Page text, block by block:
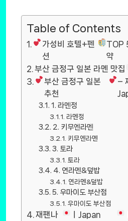
Table of Contents
가성비 호텔+펜
션
TOP
약
부산 금정구 일본 라멘 맛집
부산 금정구 일본
추천
–
1. 라멘정
라멘정
2. 키무엔라멘
키무엔라멘
3. 토라
토라
4. 연라멘&덮밥
연라멘&덮밥
5. 우마이도 부산점
우마이도 부산점
재팬나
ㅣJapan